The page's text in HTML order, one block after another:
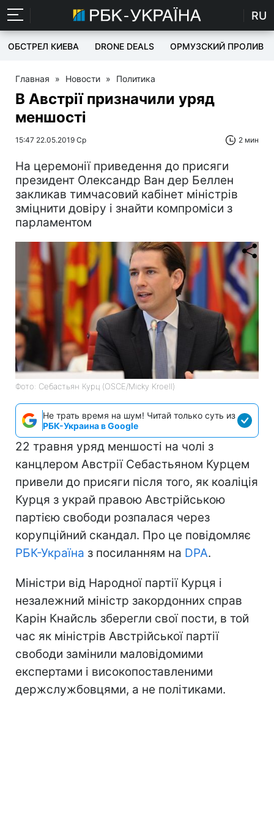
RU
ОБСТРЕЛ КИЕВА DRONE DEALS ОРМУЗСКИЙ ПРОЛИВ
Главная » Новости » Политика
В Австрії призначили уряд
меншості
15:47 22.05.2019 Ср 2 мин
На церемонії приведення до присяги
президент Олександр Ван дер Беллен
закликав тимчасовий кабінет міністрів
зміцнити довіру і знайти компроміси з
парламентом
Фото: Себастьян Курц (OSCE/Micky Kroell)
Не трать время на шум! Читай только суть из
РБК-Украина в Google
22 травня уряд меншості на чолі з
канцлером Австрії Себастьяном Курцем
привели до присяги після того, як коаліція
Курця з украй правою Австрійською
партією свободи розпалася через
корупційний скандал. Про це повідомляє
РБК-Україна з посиланням на DPA.
Міністри від Народної партії Курця і
незалежний міністр закордонних справ
Карін Кнайсль зберегли свої пости, в той
час як міністрів Австрійської партії
свободи замінили маловідомими
експертами і високопоставленими
держслужбовцями, а не політиками.